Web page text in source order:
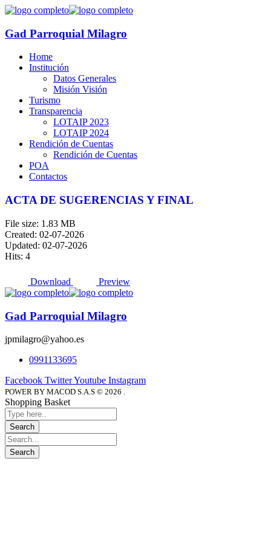
Gad Parroquial Milagro
Home
Institución
Datos Generales
Misión Visión
Turismo
Transparencia
LOTAIP 2023
LOTAIP 2024
Rendición de Cuentas
Rendición de Cuentas
POA
Contactos
ACTA DE SUGERENCIAS Y FINAL
File size: 1.83 MB
Created: 02-07-2026
Updated: 02-07-2026
Hits: 4
Download Preview
Gad Parroquial Milagro
jpmilagro@yahoo.es
0991133695
Facebook TwitterYoutube Instagram
POWER BY MACOD S.A.S © 2026 .
Shopping Basket